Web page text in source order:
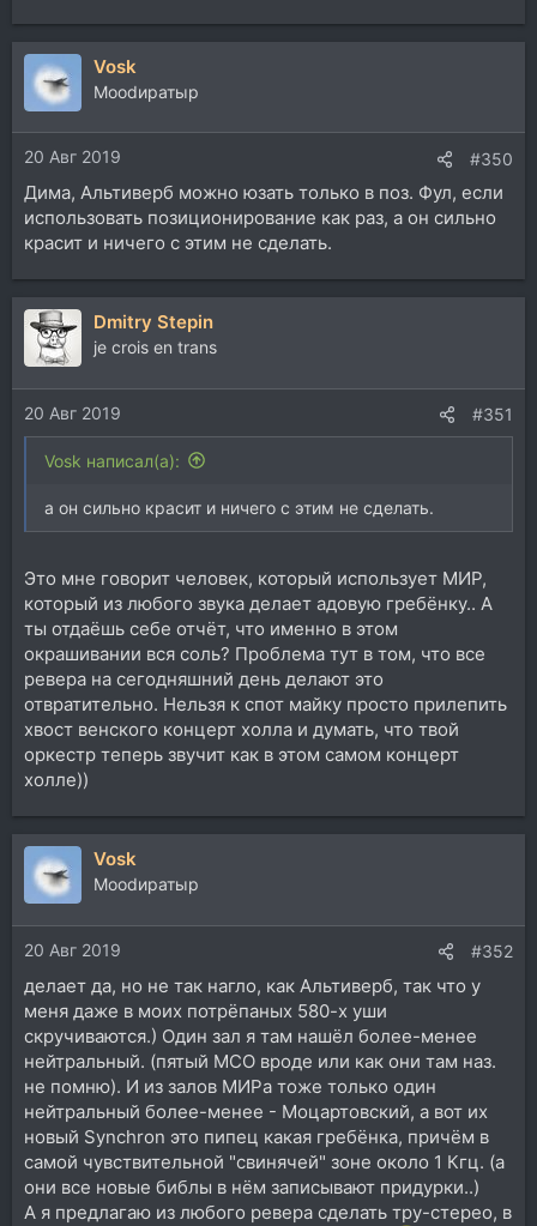
Vosk
Moodиратыр
20 Авг 2019 #350
Дима, Альтиверб можно юзать только в поз. Фул, если
использовать позиционирование как раз, а он сильно
красит и ничего с этим не сделать.
Dmitry Stepin
je crois en trans
20 Авг 2019 #351
Vosk написал(а):
а он сильно красит и ничего с этим не сделать.
Это мне говорит человек, который использует МИР,
который из любого звука делает адовую гребёнку.. А
ты отдаёшь себе отчёт, что именно в этом
окрашивании вся соль? Проблема тут в том, что все
ревера на сегодняшний день делают это
отвратительно. Нельзя к спот майку просто прилепить
хвост венского концерт холла и думать, что твой
оркестр теперь звучит как в этом самом концерт
холле))
Vosk
Moodиратыр
20 Авг 2019 #352
делает да, но не так нагло, как Альтиверб, так что у
меня даже в моих потрёпаных 580-х уши
скручиваются.) Один зал я там нашёл более-менее
нейтральный. (пятый MCO вроде или как они там наз.
не помню). И из залов МИРа тоже только один
нейтральный более-менее - Моцартовский, а вот их
новый Synchron это пипец какая гребёнка, причём в
самой чувствительной "свинячей" зоне около 1 Кгц. (а
они все новые библы в нём записывают придурки..)
А я предлагаю из любого ревера сделать тру-стерео, в